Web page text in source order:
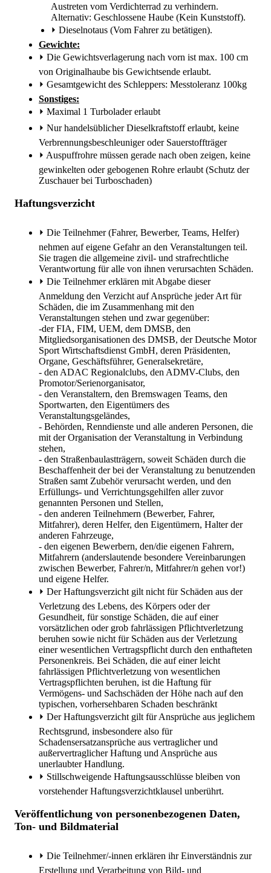
Austreten vom Verdichterrad zu verhindern.
Alternativ: Geschlossene Haube (Kein Kunststoff).
⏵ Dieselnotaus (Vom Fahrer zu betätigen).
Gewichte:
⏵ Die Gewichtsverlagerung nach vorn ist max. 100 cm
von Originalhaube bis Gewichtsende erlaubt.
⏵ Gesamtgewicht des Schleppers: Messtoleranz 100kg
Sonstiges:
⏵ Maximal 1 Turbolader erlaubt
⏵ Nur handelsüblicher Dieselkraftstoff erlaubt, keine
Verbrennungsbeschleuniger oder Sauerstoffträger
⏵ Auspuffrohre müssen gerade nach oben zeigen, keine
gewinkelten oder gebogenen Rohre erlaubt (Schutz der
Zuschauer bei Turboschaden)
Haftungsverzicht
⏵ Die Teilnehmer (Fahrer, Bewerber, Teams, Helfer)
nehmen auf eigene Gefahr an den Veranstaltungen teil.
Sie tragen die allgemeine zivil- und strafrechtliche
Verantwortung für alle von ihnen verursachten Schäden.
⏵ Die Teilnehmer erklären mit Abgabe dieser
Anmeldung den Verzicht auf Ansprüche jeder Art für
Schäden, die im Zusammenhang mit den
Veranstaltungen stehen und zwar gegenüber:
-der FIA, FIM, UEM, dem DMSB, den
Mitgliedsorganisationen des DMSB, der Deutsche Motor
Sport Wirtschaftsdienst GmbH, deren Präsidenten,
Organe, Geschäftsführer, Generalsekretäre,
- den ADAC Regionalclubs, den ADMV-Clubs, den
Promotor/Serienorganisator,
- den Veranstaltern, den Bremswagen Teams, den
Sportwarten, den Eigentümers des
Veranstaltungsgeländes,
- Behörden, Renndienste und alle anderen Personen, die
mit der Organisation der Veranstaltung in Verbindung
stehen,
- den Straßenbaulastträgern, soweit Schäden durch die
Beschaffenheit der bei der Veranstaltung zu benutzenden
Straßen samt Zubehör verursacht werden, und den
Erfüllungs- und Verrichtungsgehilfen aller zuvor
genannten Personen und Stellen,
- den anderen Teilnehmern (Bewerber, Fahrer,
Mitfahrer), deren Helfer, den Eigentümern, Halter der
anderen Fahrzeuge,
- den eigenen Bewerbern, den/die eigenen Fahrern,
Mitfahrern (anderslautende besondere Vereinbarungen
zwischen Bewerber, Fahrer/n, Mitfahrer/n gehen vor!)
und eigene Helfer.
⏵ Der Haftungsverzicht gilt nicht für Schäden aus der
Verletzung des Lebens, des Körpers oder der
Gesundheit, für sonstige Schäden, die auf einer
vorsätzlichen oder grob fahrlässigen Pflichtverletzung
beruhen sowie nicht für Schäden aus der Verletzung
einer wesentlichen Vertragspflicht durch den enthafteten
Personenkreis. Bei Schäden, die auf einer leicht
fahrlässigen Pflichtverletzung von wesentlichen
Vertragspflichten beruhen, ist die Haftung für
Vermögens- und Sachschäden der Höhe nach auf den
typischen, vorhersehbaren Schaden beschränkt
⏵ Der Haftungsverzicht gilt für Ansprüche aus jeglichem
Rechtsgrund, insbesondere also für
Schadensersatzansprüche aus vertraglicher und
außervertraglicher Haftung und Ansprüche aus
unerlaubter Handlung.
⏵ Stillschweigende Haftungsausschlüsse bleiben von
vorstehender Haftungsverzichtklausel unberührt.
Veröffentlichung von personenbezogenen Daten,
Ton- und Bildmaterial
⏵ Die Teilnehmer/-innen erklären ihr Einverständnis zur
Erstellung und Verarbeitung von Bild- und